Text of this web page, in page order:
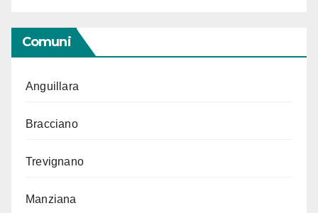
Comuni
Anguillara
Bracciano
Trevignano
Manziana